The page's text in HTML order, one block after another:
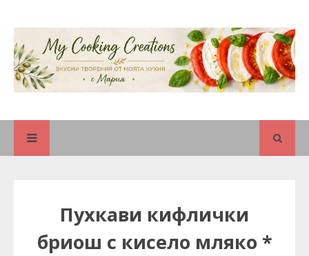
Пухкави кифлички
бриош с кисело мляко *